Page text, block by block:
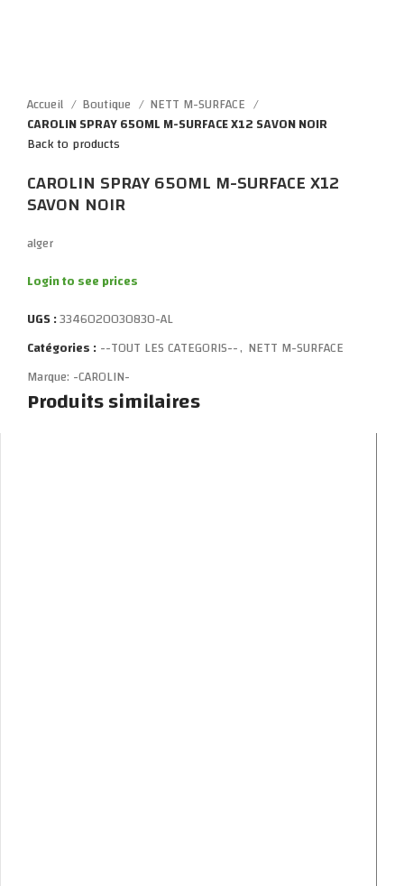
Accueil
Boutique
NETT M-SURFACE
CAROLIN SPRAY 650ML M-SURFACE X12 SAVON NOIR
Back to products
CAROLIN SPRAY 650ML M-SURFACE X12
SAVON NOIR
alger
Login to see prices
UGS :3346020030830-AL
Catégories :--TOUT LES CATEGORIS--, NETT M-SURFACE
Marque: -CAROLIN-
Produits similaires